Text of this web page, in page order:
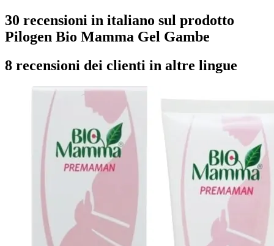
30 recensioni in italiano sul prodotto
Pilogen Bio Mamma Gel Gambe
8 recensioni dei clienti in altre lingue